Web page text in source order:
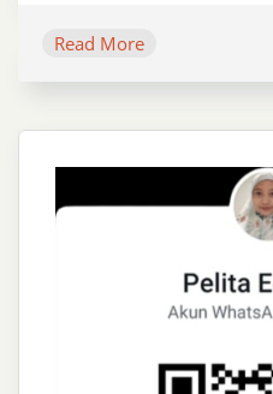
Read More